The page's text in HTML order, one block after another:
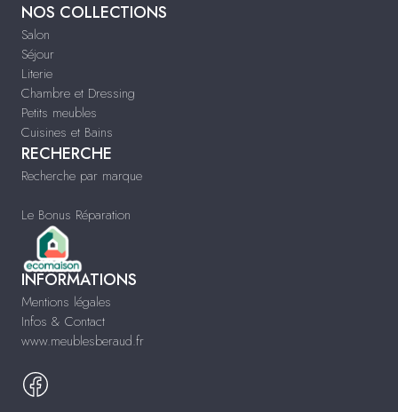
NOS COLLECTIONS
Salon
Séjour
Literie
Chambre et Dressing
Petits meubles
Cuisines et Bains
RECHERCHE
Recherche par marque
Le Bonus Réparation
INFORMATIONS
Mentions légales
Infos & Contact
www.meublesberaud.fr